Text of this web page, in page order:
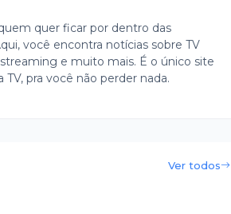
quer ficar por dentro das
você encontra notícias sobre TV
e muito mais. É o único site
pra você não perder nada.
Ver todos